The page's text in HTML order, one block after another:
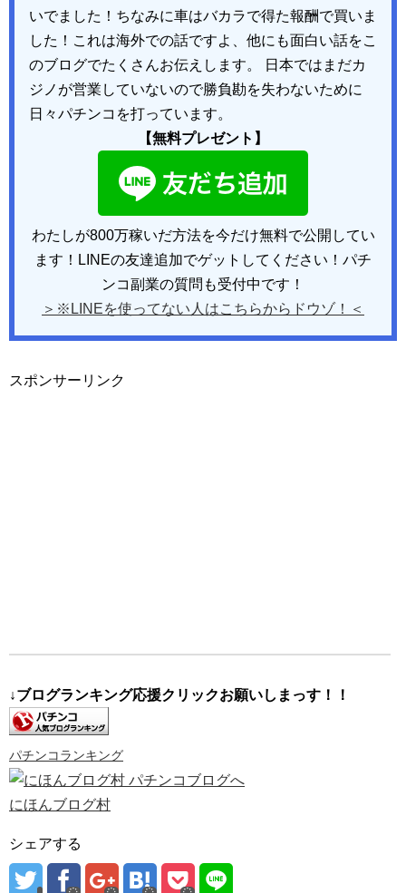
いでました！ちなみに車はバカラで得た報酬で買いま
した！これは海外での話ですよ、他にも面白い話をこ
のブログでたくさんお伝えします。 日本ではまだカ
ジノが営業していないので勝負勘を失わないために
日々パチンコを打っています。
【無料プレゼント】
わたしが800万稼いだ方法を今だけ無料で公開してい
ます！LINEの友達追加でゲットしてください！パチ
ンコ副業の質問も受付中です！
＞※LINEを使ってない人はこちらからドウゾ！＜
スポンサーリンク
↓ブログランキング応援クリックお願いしまっす！！
パチンコランキング
にほんブログ村
シェアする